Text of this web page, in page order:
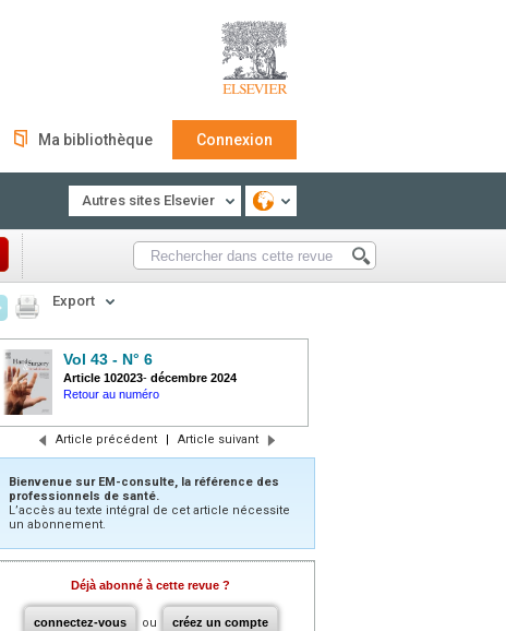
Ma bibliothèque Connexion
Autres sites Elsevier
Export
Vol 43 - N° 6
Article 102023- décembre 2024
Retour au numéro
Article précédent | Article suivant
Bienvenue sur EM-consulte, la référence des
professionnels de santé.
L’accès au texte intégral de cet article nécessite
un abonnement.
Déjà abonné à cette revue ?
connectez-vous ou créez un compte